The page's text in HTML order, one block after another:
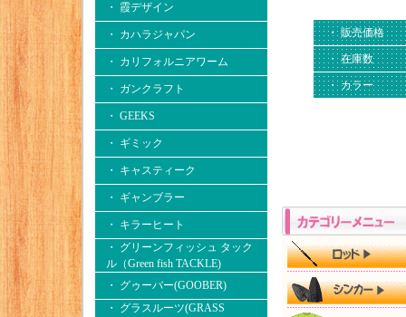
・ 霞デザイン
・ カハラジャパン
・ カリフォルニアワーム
・ ガンクラフト
・ GEEKS
・ ギミック
・ キャスティーク
・ ギャンブラー
・ キラーヒート
・ グリーンフィッシュ タック
ル（Green fish TACKLE)
・ グゥーバー(GOOBER)
・ グラスルーツ(GRASS
・ 販売価格
・ 在庫数
・ カラー